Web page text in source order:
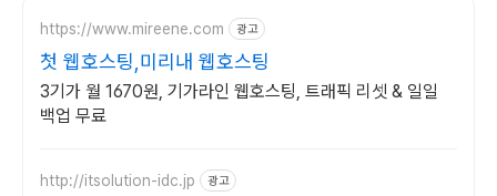
https://www.mireene.com 광고
첫 웹호스팅,미리내 웹호스팅
3기가 월 1670원, 기가라인 웹호스팅, 트래픽 리셋 & 일일
백업 무료
http://itsolution-idc.jp 광고